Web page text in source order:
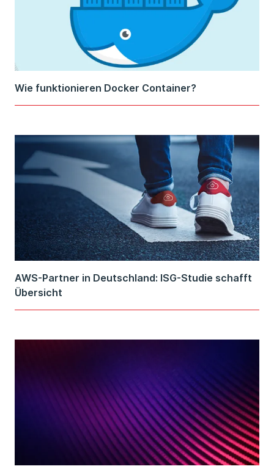
Wie funktionieren Docker Container?
AWS-Partner in Deutschland: ISG-Studie schafft
Übersicht